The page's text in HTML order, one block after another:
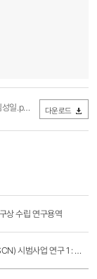
일.pdf (0Byte / 다운로드 809회)
다운로드
상 수립 연구용역
(수탁)아세안 스마트시티 네트워크(ASCN) 시범사업 연구 1 : 패키지 사업